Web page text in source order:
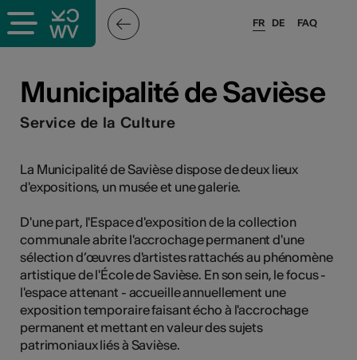
FAQ
FR DE
Municipalité de Savièse
Service de la Culture
La Municipalité de Savièse dispose de deux lieux
d'expositions, un musée et une galerie.
D'une part, l'Espace d'exposition de la collection
communale abrite l'accrochage permanent d'une
sélection d’œuvres d'artistes rattachés au phénomène
artistique de l'École de Savièse. En son sein, le focus -
l'espace attenant - accueille annuellement une
exposition temporaire faisant écho à l'accrochage
permanent et mettant en valeur des sujets
patrimoniaux liés à Savièse.